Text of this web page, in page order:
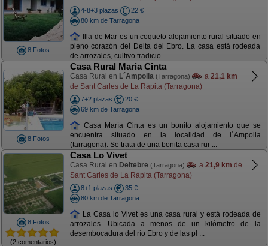
8 Fotos
4-8+3 plazas
22 €
80 km de Tarragona
Illa de Mar es un coqueto alojamiento rural situado en
pleno corazón del Delta del Ebro. La casa está rodeada
de arrozales, cultivo tradicio ...
8 Fotos
Casa Rural Maria Cinta
Casa Rural en L´Ampolla (Tarragona) a 21,1 km
de Sant Carles de La Ràpita (Tarragona)
7+2 plazas
20 €
69 km de Tarragona
Casa María Cinta es un bonito alojamiento que se
encuentra situado en la localidad de l´Ampolla
(tarragona). Se trata de una bonita casa rur ...
8 Fotos
(2 comentarios)
Casa Lo Vivet
Casa Rural en Deltebre (Tarragona) a 21,9 km de
Sant Carles de La Ràpita (Tarragona)
8+1 plazas
35 €
80 km de Tarragona
La Casa lo Vivet es una casa rural y está rodeada de
arrozales. Ubicada a menos de un kilómetro de la
desembocadura del río Ebro y de las pl ...